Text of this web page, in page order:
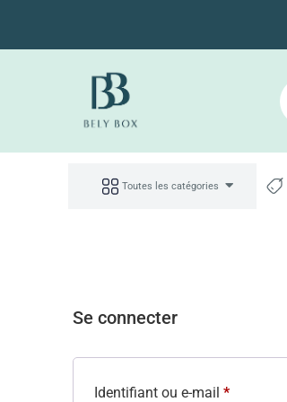
Toutes les catégories
Se connecter
Identifiant ou e-mail *